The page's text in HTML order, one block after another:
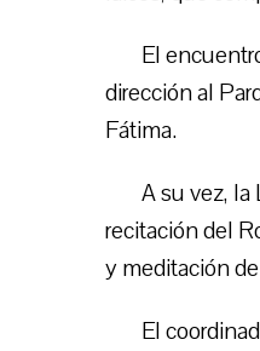
El
dirección al
Fátima.
A su vez,
recitación del
y meditación
El